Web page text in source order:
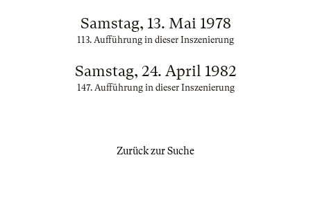
Samstag, 13. Mai 1978
113. Aufführung in dieser Inszenierung
Samstag, 24. April 1982
147. Aufführung in dieser Inszenierung
Zurück zur Suche